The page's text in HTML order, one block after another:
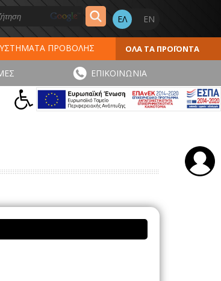
ΠΡΟΒΟΛΗΣ
ΕΚΤΥΠΩΣΕΙΣ
- ΕΤΙΚΕΤΕΣ
ΟΛΑ ΤΑ ΠΡΟΪΟΝΤΑ
ΕΠΙΚΟΙΝΩΝΙΑ